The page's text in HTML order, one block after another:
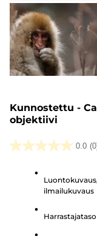
Kunnostettu -
objektiivi
0.0
0.0/5
ilmailukuvaus
Harrastajataso